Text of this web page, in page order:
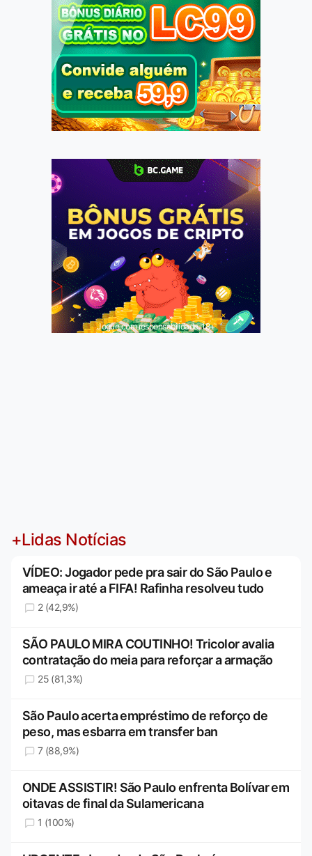
Jogue com responsabilidade. 18+
+Lidas Notícias
VÍDEO: Jogador pede pra sair do São Paulo e
ameaça ir até a FIFA! Rafinha resolveu tudo
2 (42,9%)
SÃO PAULO MIRA COUTINHO! Tricolor avalia
contratação do meia para reforçar a armação
25 (81,3%)
São Paulo acerta empréstimo de reforço de
peso, mas esbarra em transfer ban
7 (88,9%)
ONDE ASSISTIR! São Paulo enfrenta Bolívar em
oitavas de final da Sulamericana
1 (100%)